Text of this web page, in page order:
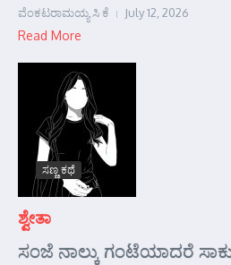
ವೆಂಕಟರಾಮಯ್ಯ ಸಿ ಕೆ July 12, 2026
Read More
ಸಣ್ಣ ಕಥೆ
ಶ್ವೇತಾ
ಸಂಜೆ ನಾಲ್ಕು ಗಂಟೆಯಾದರೆ